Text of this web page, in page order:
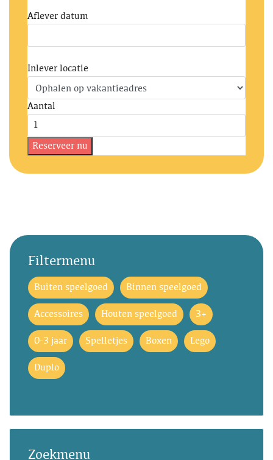
Aflever datum
Inlever locatie
Aantal
Filtermenu
Buiten speelgoed Binnen speelgoed
Accessoires Houten speelgoed 3+
0-3 jaar Spelletjes Boxen Lego
Duplo
Zoekmenu